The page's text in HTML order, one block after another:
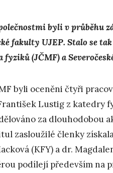
byli v průběhu
fakulty UJEP. Stalo se
(JČMF) a
byli oceněni čtyři
Lustig z katedry
za dlouhodobou
zasloužilé členky
(KFY) a dr.
podílejí především na